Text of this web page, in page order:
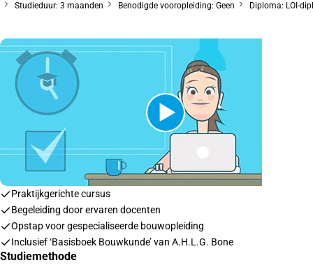
Studieduur: 3 maanden Benodigde vooropleiding: Geen Diploma: LOI-
Praktijkgerichte cursus
Begeleiding door ervaren docenten
Opstap voor gespecialiseerde bouwopleiding
Inclusief ‘Basisboek Bouwkunde’ van A.H.L.G. Bone
Studiemethode